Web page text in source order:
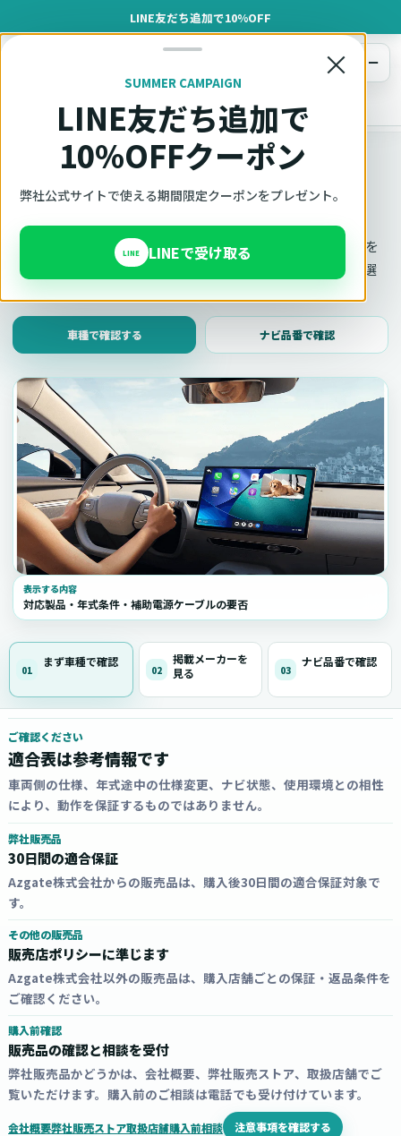
LINE友だち追加で10%OFF
×
SUMMER CAMPAIGN
LINE友だち追加で
10%OFFクーポン
弊社公式サイトで使える期間限定クーポンをプレゼント。
LINE LINEで受け取る
オットキャスト
メニュー
車種適合確認
車種適合確認
車種と年式で適合確認
Ottocast（オットキャスト）の対応製品、条件、注意事項を
このページ内で見られます。 迷った場合は、車種と年式を選
車種で確認する ナビ品番で確認
表示する内容
対応製品・年式条件・補助電源ケーブルの要否
01
まず車種で確認
02
掲載メーカーを
見る
03
ナビ品番で確認
ご確認ください
適合表は参考情報です
車両側の仕様、年式途中の仕様変更、ナビ状態、使用環境との相性
により、動作を保証するものではありません。
弊社販売品
30日間の適合保証
Azgate株式会社からの販売品は、購入後30日間の適合保証対象で
す。
その他の販売品
販売店ポリシーに準じます
Azgate株式会社以外の販売品は、購入店舗ごとの保証・返品条件を
ご確認ください。
購入前確認
販売品の確認と相談を受付
弊社販売品かどうかは、会社概要、弊社販売ストア、取扱店舗でご
覧いただけます。購入前のご相談は電話でも受け付けています。
会社概要弊社販売ストア取扱店舗購入前相談 注意事項を確認する